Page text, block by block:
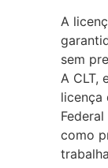
A
sem
A CLT,
licença
como